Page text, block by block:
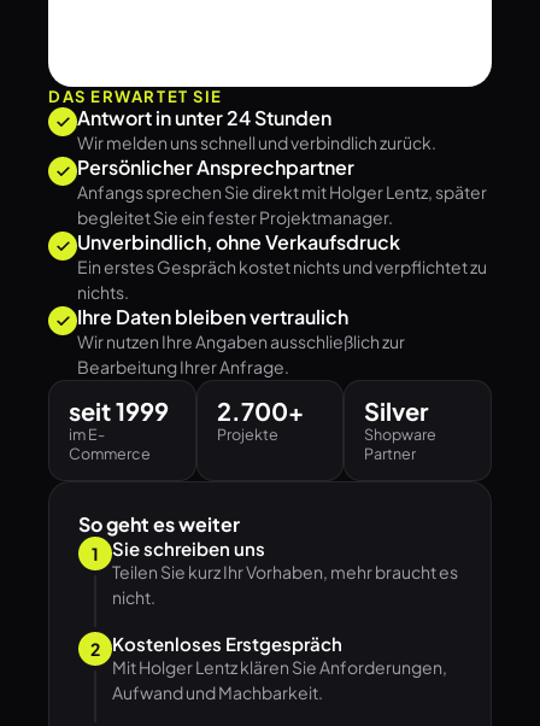
DAS ERWARTET SIE
Antwort in unter 24 Stunden
Wir melden uns schnell und verbindlich zurück.
Persönlicher Ansprechpartner
Anfangs sprechen Sie direkt mit Holger Lentz, später
begleitet Sie ein fester Projektmanager.
Unverbindlich, ohne Verkaufsdruck
Ein erstes Gespräch kostet nichts und verpflichtet zu
nichts.
Ihre Daten bleiben vertraulich
Wir nutzen Ihre Angaben ausschließlich zur
Bearbeitung Ihrer Anfrage.
seit 1999
im E-
Commerce
2.700+
Projekte
Silver
Shopware
Partner
So geht es weiter
1 Sie schreiben uns
Teilen Sie kurz Ihr Vorhaben, mehr braucht es
nicht.
2 Kostenloses Erstgespräch
Mit Holger Lentz klären Sie Anforderungen,
Aufwand und Machbarkeit.